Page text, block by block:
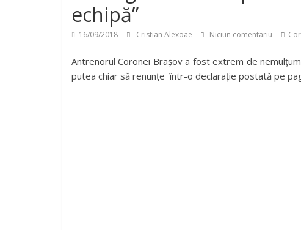
echipă”
16/09/2018 Cristian Alexoae Niciun comentariu
Antrenorul Coronei Brașov a fost extrem de
putea chiar să renunțe într-o declarație postată pe